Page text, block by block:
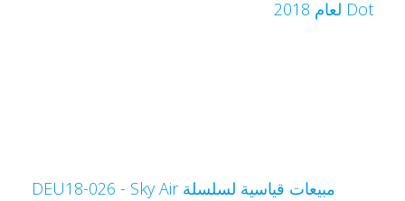
مبيعات قياسية لسلسلة Sky Air‏ - DEU18-026